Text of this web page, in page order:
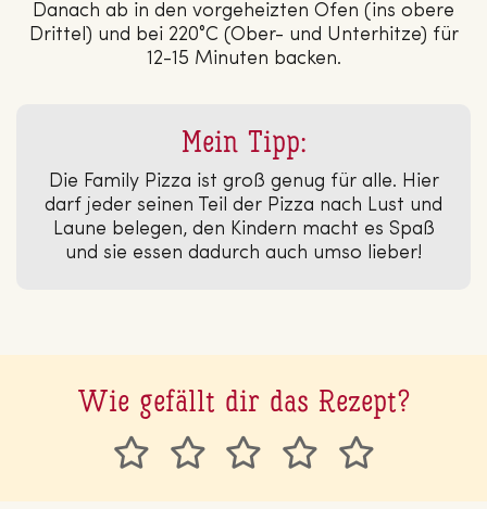
Danach ab in den vorgeheizten Ofen (ins obere
Drittel) und bei 220°C (Ober- und Unterhitze) für
12-15 Minuten backen.
Mein Tipp:
Die Family Pizza ist groß genug für alle. Hier
darf jeder seinen Teil der Pizza nach Lust und
Laune belegen, den Kindern macht es Spaß
und sie essen dadurch auch umso lieber!
Wie gefällt dir das Rezept?